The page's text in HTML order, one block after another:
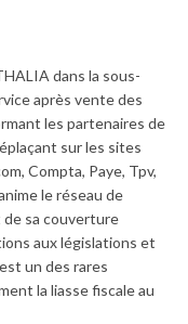
dans la sous-
après vente des
les partenaires de
sur les sites
Compta, Paye, Tpv,
le réseau de
sa couverture
aux législations et
un des rares
la liasse fiscale au